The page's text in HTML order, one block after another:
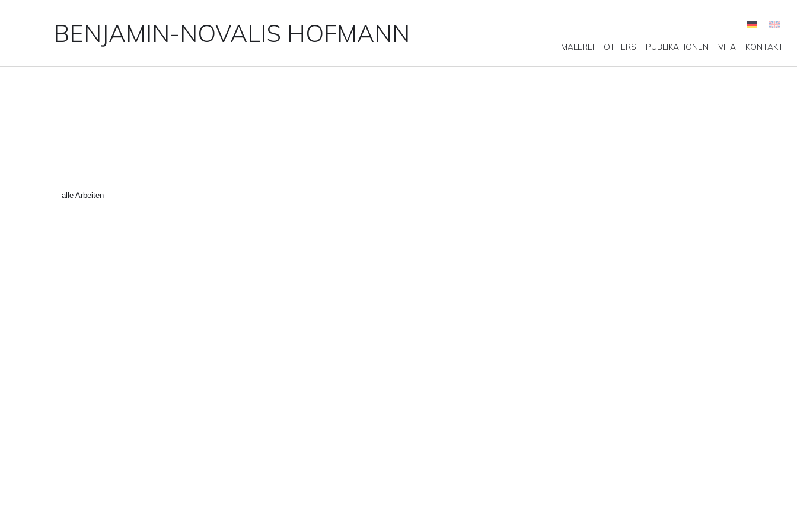
BENJAMIN-NOVALIS HOFMANN MALEREI OTHERS PUBLIKATIONEN VITA KONTAKT
alle Arbeiten